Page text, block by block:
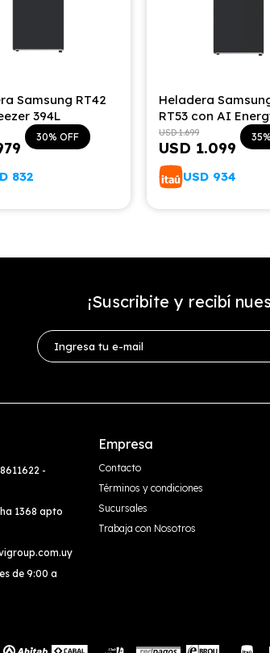
Samsung RT42
394L
30
832
Heladera
RT53 con AI
USD 1.099
USD 1.699 35
USD 934
-
1368 apto
de 9:00 a
Empresa
Contacto
Términos y condiciones
Sucursales
Trabaja con Nosotros
¡Suscribite y recibí